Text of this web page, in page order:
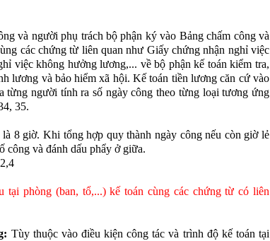
và người phụ trách bộ phận ký vào Bảng chấm công và
các chứng từ liên quan như Giấy chứng nhận nghỉ việc
việc không hưởng lương,... về bộ phận kế toán kiểm tra,
lương và bảo hiểm xã hội. Kế toán tiền lương căn cứ vào
từng người tính ra số ngày công theo từng loại tương ứng
35.
8 giờ. Khi tổng hợp quy thành ngày công nếu còn giờ lẻ
công và đánh dấu phẩy ở giữa.
tại phòng (ban, tổ,...) kế toán cùng các chứng từ có liên
Tùy thuộc vào điều kiện công tác và trình độ kế toán tại